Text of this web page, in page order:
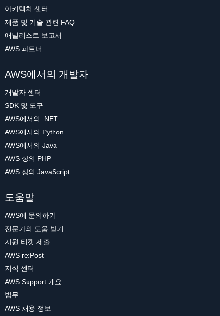
아키텍처 센터
제품 및 기술 관련 FAQ
애널리스트 보고서
AWS 파트너
AWS에서의 개발자
개발자 센터
SDK 및 도구
AWS에서의 .NET
AWS에서의 Python
AWS에서의 Java
AWS 상의 PHP
AWS 상의 JavaScript
도움말
AWS에 문의하기
전문가의 도움 받기
지원 티켓 제출
AWS re:Post
지식 센터
AWS Support 개요
법무
AWS 채용 정보